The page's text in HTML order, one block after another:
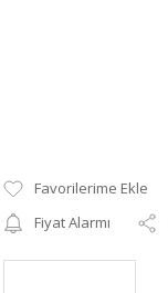
Fiyat Alarmı